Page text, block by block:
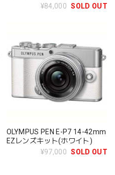
¥84,000 SOLD OUT
OLYMPUS PEN E-P7 14-42mm
EZレンズキット(ホワイト)
¥97,000 SOLD OUT